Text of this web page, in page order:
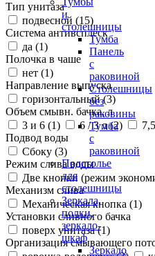
и
столешницы
Тумба
Панель
с
раковиной
Столешницы
без
раковины
Тумба
с
раковиной
Подстолье
для
столешницы
Зеркала,
полки,
зеркало-
шкаф
Зеркало
Тип унитаза
подвесной (15)
Система антивсплеск
да (1)
Полочка в чаше
нет (1)
Направление выпуска
горизонтальный (3)
Объем смывн. бачка, л
3 и 6 (1) 6 / 3 л (2)
Подвод воды
Сбоку (3)
Режим слива воды
Две кнопки (режим
Механизм слива
Механическая кнопка (1)
Установки сливного бачка
поверх унитаза (1)
Организация смывающего